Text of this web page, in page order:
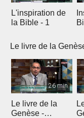
L'inspiration de
la Bible - 1
Le livre de la
26 min
Le livre de la
Genèse -